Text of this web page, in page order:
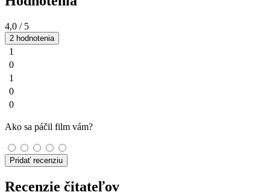
4,0 / 5
2 hodnotenia
1
0
1
0
0
Ako sa páčil film vám?
Pridať recenziu
Recenzie čitateľov